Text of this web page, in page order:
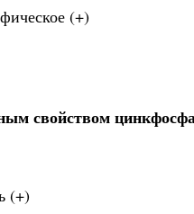
(+)
свойством
(+)